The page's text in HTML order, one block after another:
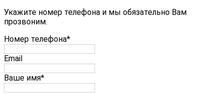
Укажите номер телефона и мы обязательно Вам
прозвоним.
Номер телефона*
Email
Ваше имя*